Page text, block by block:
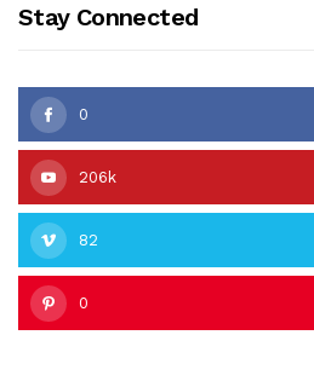
Stay Connected
0
206k
82
0